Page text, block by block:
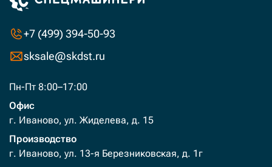
+7 (499) 394-50-93
sksale@skdst.ru
Пн-Пт 8:00–17:00
Офис
г. Иваново, ул. Жиделева, д. 15
Производство
г. Иваново, ул. 13-я Березниковская, д. 1г